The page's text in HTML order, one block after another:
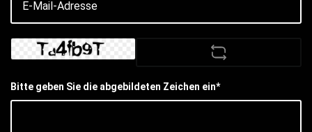
Bitte geben Sie die abgebildeten Zeichen ein*